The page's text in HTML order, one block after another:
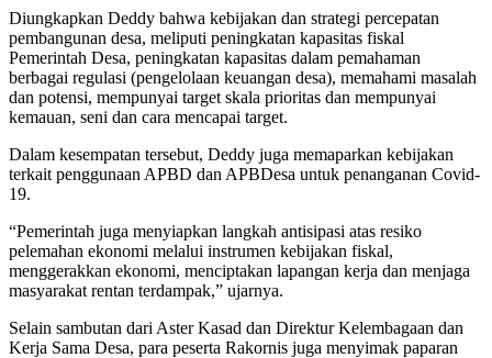
Diungkapkan Deddy bahwa kebijakan dan strategi percepatan
pembangunan desa, meliputi peningkatan kapasitas fiskal
Pemerintah Desa, peningkatan kapasitas dalam pemahaman
berbagai regulasi (pengelolaan keuangan desa), memahami masalah
dan potensi, mempunyai target skala prioritas dan mempunyai
kemauan, seni dan cara mencapai target.
Dalam kesempatan tersebut, Deddy juga memaparkan kebijakan
terkait penggunaan APBD dan APBDesa untuk penanganan Covid-
19.
“Pemerintah juga menyiapkan langkah antisipasi atas resiko
pelemahan ekonomi melalui instrumen kebijakan fiskal,
menggerakkan ekonomi, menciptakan lapangan kerja dan menjaga
masyarakat rentan terdampak,” ujarnya.
Selain sambutan dari Aster Kasad dan Direktur Kelembagaan dan
Kerja Sama Desa, para peserta Rakornis juga menyimak paparan